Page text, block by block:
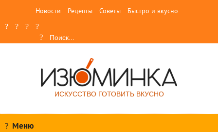
Новости Рецепты Советы Быстро и вкусно
ИСКУССТВО ГОТОВИТЬ ВКУСНО
Меню